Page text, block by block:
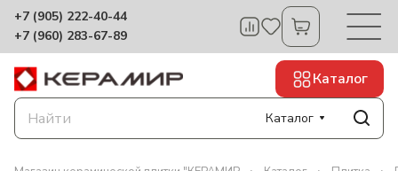
+7 (905) 222-40-44
+7 (960) 283-67-89
Каталог
Каталог